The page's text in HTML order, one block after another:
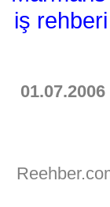
iş rehberi
01.07.2006